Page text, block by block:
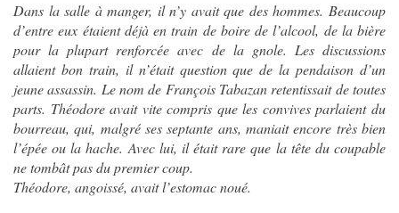
Dans la salle à manger, il n’y avait que des hommes. Beaucoup
d’entre eux étaient déjà en train de boire de l’alcool, de la bière
pour la plupart renforcée avec de la gnole. Les discussions
allaient bon train, il n’était question que de la pendaison d’un
jeune assassin. Le nom de François Tabazan retentissait de toutes
parts. Théodore avait vite compris que les convives parlaient du
bourreau, qui, malgré ses septante ans, maniait encore très bien
l’épée ou la hache. Avec lui, il était rare que la tête du coupable
ne tombât pas du premier coup.
Théodore, angoissé, avait l’estomac noué.